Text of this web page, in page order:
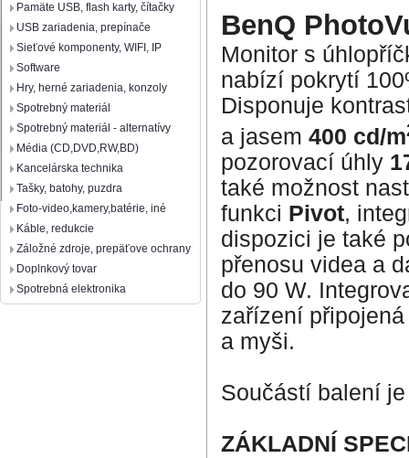
Pamäte USB, flash karty, čítačky
USB zariadenia, prepínače
Sieťové komponenty, WIFI, IP
Software
Hry, herné zariadenia, konzoly
Spotrebný materiál
Spotrebný materiál - alternatívy
Média (CD,DVD,RW,BD)
Kancelárska technika
Tašky, batohy, puzdra
Foto-video,kamery,batérie, iné
Káble, redukcie
Záložné zdroje, prepäťove ochrany
Doplnkový tovar
Spotrebná elektronika
BenQ
Monitor s
nabízí pokrytí
Disponuje
a jasem 400 cd/m
pozorovací úhly
také možnost
funkci Pivot,
dispozici je také
přenosu videa a
do 90 W.
zařízení
a myši.
Součástí balení
ZÁKLADNÍ